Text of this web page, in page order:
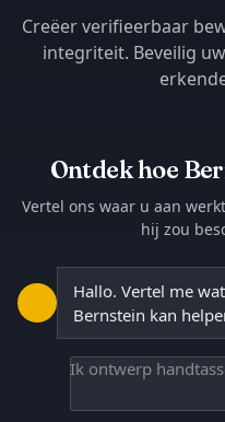
Creëer verifieerbaar
integriteit. Beveilig
Ontdek hoe
Vertel ons waar u aan
hij zou
Hallo. Vertel me
Bernstein kan
Ik ontwerp